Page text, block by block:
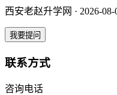
西安老赵升学网 · 2026-08-
我要提问
联系方式
咨询电话